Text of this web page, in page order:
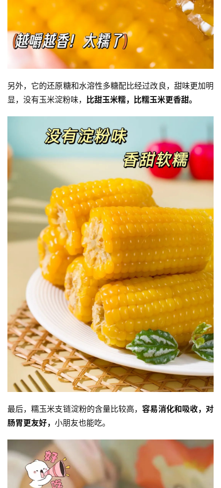
另外，它的还原糖和水溶性多糖配比经过改良，甜味更加明
显，没有玉米淀粉味， 比甜玉米糯，比糯玉米更香甜。
最后，糯玉米支链淀粉的含量比较高，容易消化和吸收，对
肠胃更友好， 小朋友也能吃。